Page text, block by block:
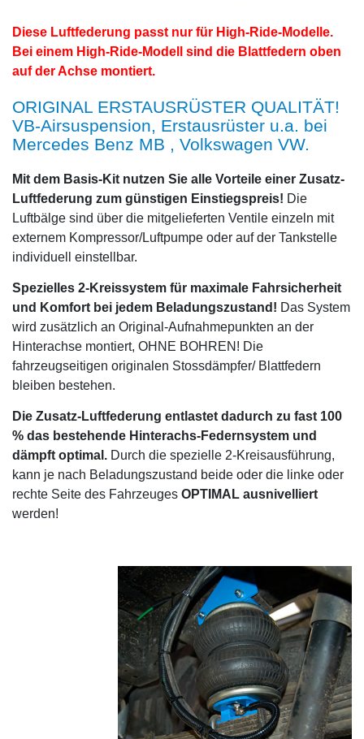
Diese Luftfederung passt nur für High-Ride-Modelle.
Bei einem High-Ride-Modell sind die Blattfedern oben
auf der Achse montiert.
ORIGINAL ERSTAUSRÜSTER QUALITÄT!
VB-Airsuspension, Erstausrüster u.a. bei
Mercedes Benz MB , Volkswagen VW.
Mit dem Basis-Kit nutzen Sie alle Vorteile einer Zusatz-
Luftfederung zum günstigen Einstiegspreis! Die
Luftbälge sind über die mitgelieferten Ventile einzeln mit
externem Kompressor/Luftpumpe oder auf der Tankstelle
individuell einstellbar.
Spezielles 2-Kreissystem für maximale Fahrsicherheit
und Komfort bei jedem Beladungszustand! Das System
wird zusätzlich an Original-Aufnahmepunkten an der
Hinterachse montiert, OHNE BOHREN! Die
fahrzeugseitigen originalen Stossdämpfer/ Blattfedern
bleiben bestehen.
Die Zusatz-Luftfederung entlastet dadurch zu fast 100
% das bestehende Hinterachs-Federnsystem und
dämpft optimal. Durch die spezielle 2-Kreisausführung,
kann je nach Beladungszustand beide oder die linke oder
rechte Seite des Fahrzeuges OPTIMAL ausnivelliert
werden!